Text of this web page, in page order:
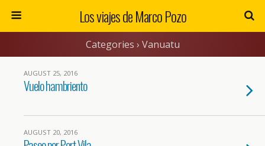
Los viajes de Marco Pozo
Categories › Vanuatu
AUGUST 25, 2016
Vuelo hambriento
AUGUST 20, 2016